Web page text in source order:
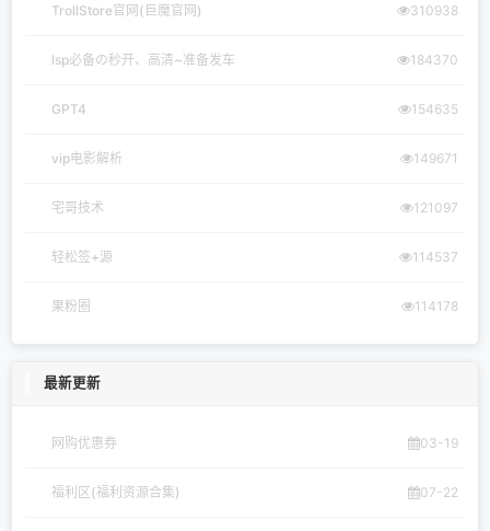
TrollStore官网(巨魔官网) 310938
lsp必备の秒开、高清~准备发车 184370
GPT4 154635
vip电影解析 149671
宅哥技术 121097
轻松签+源 114537
果粉圈 114178
最新更新
网购优惠券 03-19
福利区(福利资源合集) 07-22